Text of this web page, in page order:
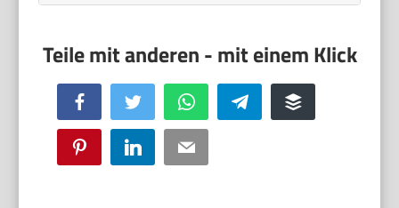
Facebook Twitter WhatsApp Telegram Buffer
Pinterest LinkedIn Email